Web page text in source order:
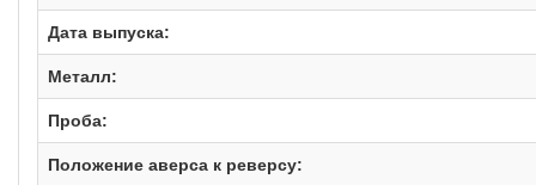
Дата выпуска:
Металл:
Проба:
Положение аверса к реверсу: